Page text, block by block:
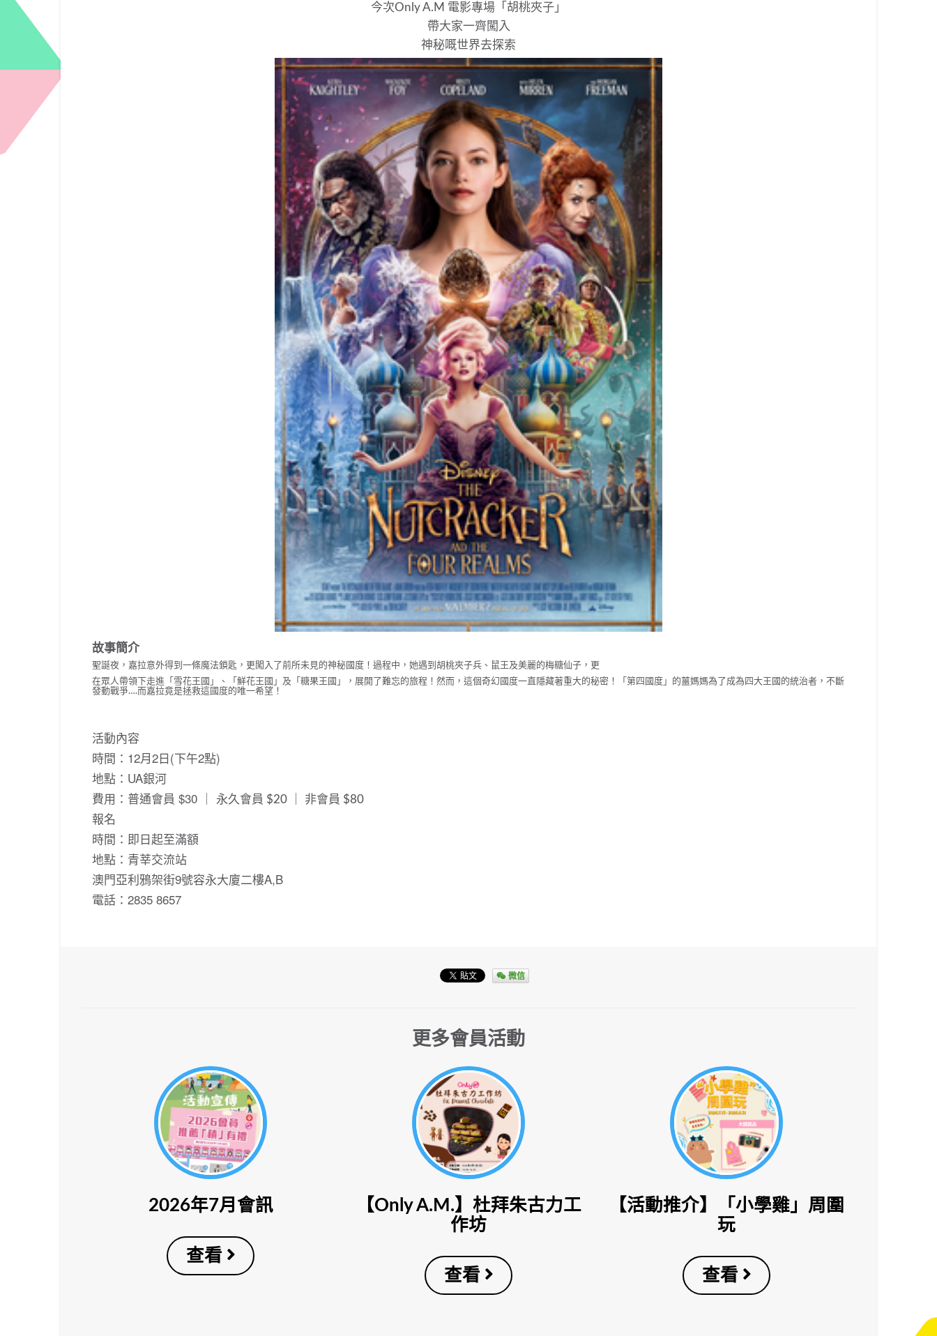
今次Only A.M 電影專場「胡桃夾子」
帶大家一齊闖入
神秘嘅世界去探索
故事簡介
聖誕夜，嘉拉意外得到一條魔法鎖匙， 更闖入了前所未見的神秘國度！過程中，她遇到胡桃夾子兵、 鼠王及美麗的梅糖仙子，更
在眾人帶領下走進「雪花王國」、「 鮮花王國」及「糖果王國」，展開了難忘的旅程！然而， 這個奇幻國度一直隱藏著重大的秘密！「第四國度」
的薑媽媽為了成為四大王國的統治者，不斷
發動戰爭….而嘉拉竟是拯救這國度的唯一希望！
活動內容
時間：12月2日(下午2點)
地點：UA銀河
費用：普通會員 $30 ｜
永久會員 $20 ｜ 非會員 $80
報名
時間：即日起至滿額
地點：青莘交流站
澳門亞利鴉架街9號容永大廈二樓A,B
電話：2835 8657
微信
更多會員活動
2026年7月會訊
查看
【Only A.M.】杜拜朱古力工
作坊
查看
【活動推介】「小學雞」周圍
玩
查看